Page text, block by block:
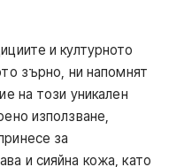
и културното
зърно, ни напомнят
на този уникален
използване,
за
и сияйна кожа, като